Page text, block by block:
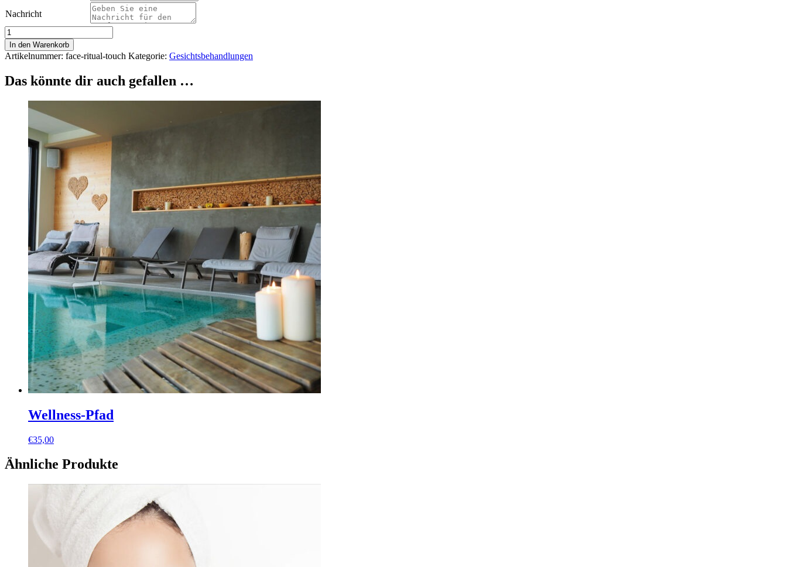
Nachricht
Face
Ritual
Touch
Menge
In den Warenkorb
Artikelnummer: face-ritual-touch Kategorie: Gesichtsbehandlungen
Das könnte dir auch gefallen …
Wellness-Pfad
€35,00
Ähnliche Produkte